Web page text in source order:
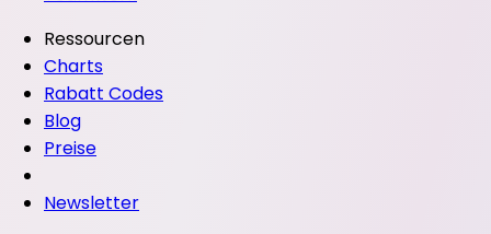
Ressourcen
Charts
Rabatt Codes
Blog
Preise
Newsletter